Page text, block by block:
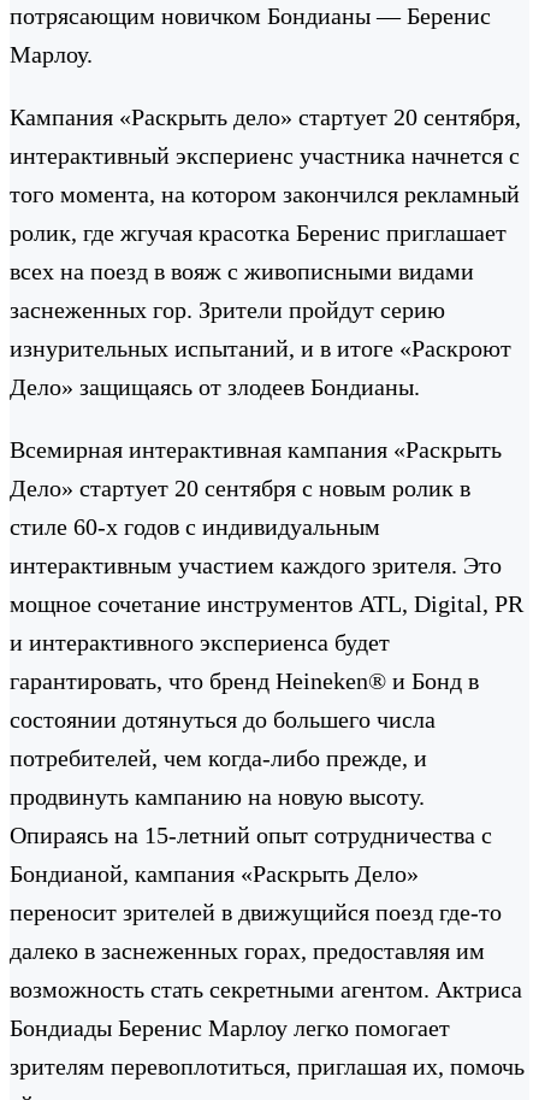
потрясающим новичком Бондианы — Беренис
Марлоу.
Кампания «Раскрыть дело» стартует 20 сентября,
интерактивный экспериенс участника начнется с
того момента, на котором закончился рекламный
ролик, где жгучая красотка Беренис приглашает
всех на поезд в вояж с живописными видами
заснеженных гор. Зрители пройдут серию
изнурительных испытаний, и в итоге «Раскроют
Дело» защищаясь от злодеев Бондианы.
Всемирная интерактивная кампания «Раскрыть
Дело» стартует 20 сентября с новым ролик в
стиле 60-х годов с индивидуальным
интерактивным участием каждого зрителя. Это
мощное сочетание инструментов ATL, Digital, PR
и интерактивного экспериенса будет
гарантировать, что бренд Heineken® и Бонд в
состоянии дотянуться до большего числа
потребителей, чем когда-либо прежде, и
продвинуть кампанию на новую высоту.
Опираясь на 15-летний опыт сотрудничества с
Бондианой, кампания «Раскрыть Дело»
переносит зрителей в движущийся поезд где-то
далеко в заснеженных горах, предоставляя им
возможность стать секретными агентом. Актриса
Бондиады Беренис Марлоу легко помогает
зрителям перевоплотиться, приглашая их, помочь